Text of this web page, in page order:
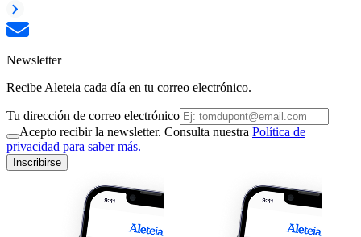
Newsletter
Recibe Aleteia cada día en tu correo electrónico.
Tu dirección de correo electrónico
Acepto recibir la newsletter. Consulta nuestra Política de
privacidad para saber más.
Inscribirse